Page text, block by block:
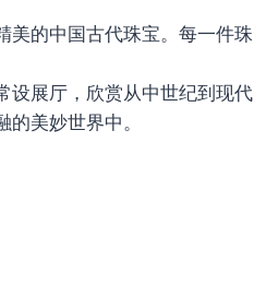
美的中国古代珠宝。每一件珠
设展厅，欣赏从中世纪到现代
美妙世界中。